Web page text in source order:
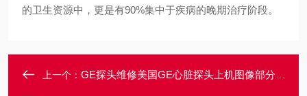
的卫生资源中，更是有90%集中于疾病的晚期治疗阶段。
上一个： GE探头维修美国GE心脏探头上机图像部分区域有黑影维修